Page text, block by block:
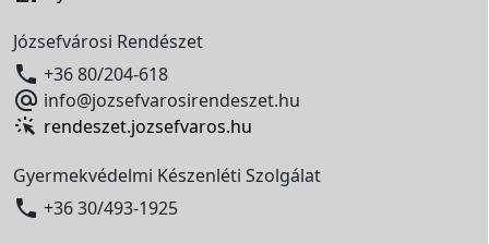
Józsefvárosi Rendészet
 +36 80/204-618
 info@jozsefvarosirendeszet.hu
rendeszet.jozsefvaros.hu
Gyermekvédelmi Készenléti Szolgálat
 +36 30/493-1925